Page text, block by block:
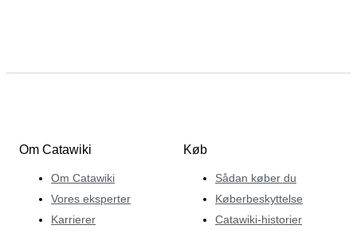
Om Catawiki
Om Catawiki
Vores eksperter
Karrierer
Køb
Sådan køber du
Køberbeskyttelse
Catawiki-historier